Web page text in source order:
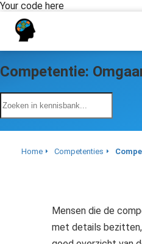
Your code here
Competentie:
Home Competenties
Mensen die de
met details